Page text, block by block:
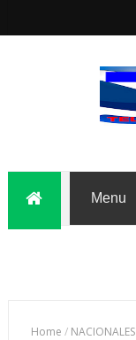
Home / NACIONALES